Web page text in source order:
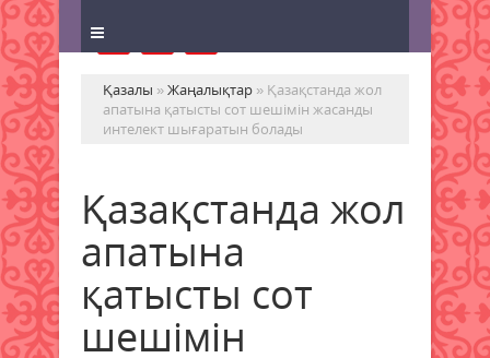
Қазалы »Жаңалықтар » Қазақстанда жол
апатына қатысты сот шешімін жасанды
интелект шығаратын болады
Қазақстанда жол
апатына
қатысты сот
шешімін